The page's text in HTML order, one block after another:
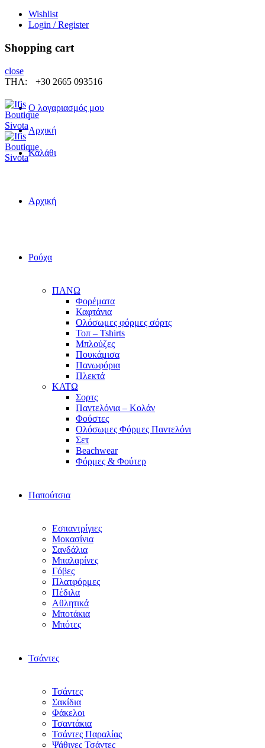
Wishlist
Login / Register
Shopping cart
close
ΤΗΛ:
+30 2665 093516
Ο λογαριασμός μου
Αρχική
Καλάθι
Αρχική
Ρούχα
ΠΑΝΩ
Φορέματα
Καφτάνια
Ολόσωμες φόρμες σόρτς
Τοπ – Tshirts
Μπλούζες
Πουκάμισα
Πανωφόρια
Πλεκτά
ΚΑΤΩ
Σορτς
Παντελόνια – Κολάν
Φούστες
Ολόσωμες Φόρμες Παντελόνι
Σετ
Beachwear
Φόρμες & Φούτερ
Παπούτσια
Εσπαντρίγιες
Μοκασίνια
Σανδάλια
Μπαλαρίνες
Γόβες
Πλατφόρμες
Πέδιλα
Αθλητικά
Μποτάκια
Μπότες
Τσάντες
Τσάντες
Σακίδια
Φάκελοι
Τσαντάκια
Τσάντες Παραλίας
Ψάθινες Τσάντες